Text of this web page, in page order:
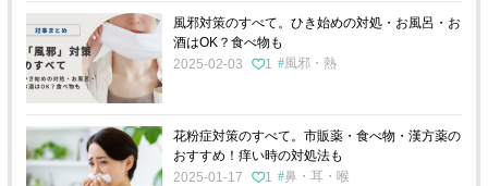
風邪対策のすべて。ひき始めの対処・お風呂・お
酒はOK？食べ物も
2025-02-03
1 風邪・熱
花粉症対策のすべて。市販薬・食べ物・漢方薬の
おすすめ！痒い時の対処法も
2025-01-17
1 鼻・耳・喉